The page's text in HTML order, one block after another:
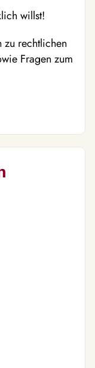
willst!
zu rechtlichen
Fragen zum